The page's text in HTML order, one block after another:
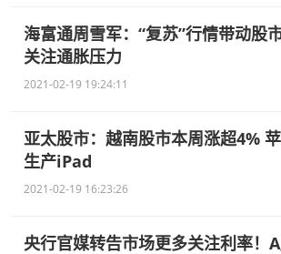
海富通周雪军：“复苏”行情带动股
关注通胀压力
2021-02-19 19:24:11
亚太股市：越南股市本周涨超4%
生产iPad
2021-02-19 16:23:26
央行官媒转告市场更多关注利率！